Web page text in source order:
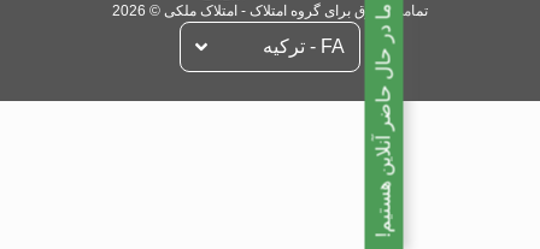
تمامی حقوق برای گروه امتلاک - امتلاک ملکی © 2026
FA - تركيه ما در حال حاضر آنلاین هستیم!